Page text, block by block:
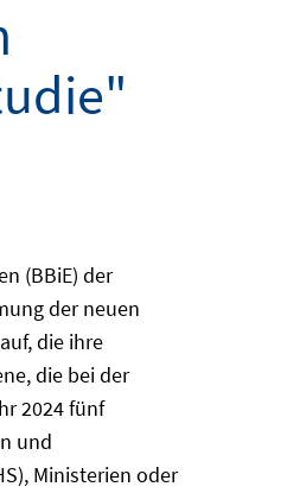
(BBiE) der
der neuen
die ihre
die bei der
2024 fünf
und
Ministerien oder